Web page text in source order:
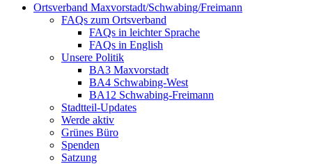
Ortsverband Maxvorstadt/Schwabing/Freimann
FAQs zum Ortsverband
FAQs in leichter Sprache
FAQs in English
Unsere Politik
BA3 Maxvorstadt
BA4 Schwabing-West
BA12 Schwabing-Freimann
Stadtteil-Updates
Werde aktiv
Grünes Büro
Spenden
Satzung